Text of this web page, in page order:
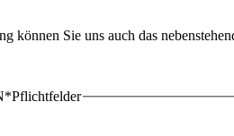
können Sie uns auch das
*Pflichtfelder